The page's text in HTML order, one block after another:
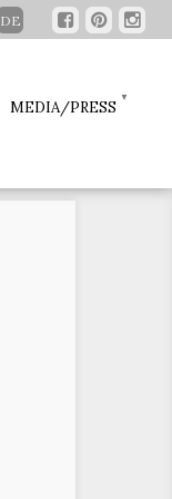
DE
MEDIA/PRESS